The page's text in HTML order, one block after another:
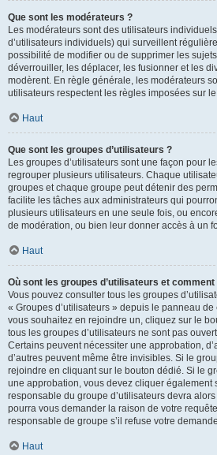
Que sont les modérateurs ?
Les modérateurs sont des utilisateurs
d’utilisateurs individuels) qui surveillent
possibilité de modifier ou de supprimer les
déverrouiller, les déplacer, les fusionner et les
modèrent. En règle générale, les modérateurs
utilisateurs respectent les règles imposées sur
Haut
Que sont les groupes d’utilisateurs ?
Les groupes d’utilisateurs sont une façon pour
regrouper plusieurs utilisateurs. Chaque
groupes et chaque groupe peut détenir des
facilite les tâches aux administrateurs qui
plusieurs utilisateurs en une seule fois, ou
de modération, ou bien leur donner accès à un
Haut
Où sont les groupes d’utilisateurs et
Vous pouvez consulter tous les groupes
« Groupes d’utilisateurs » depuis le panneau de
vous souhaitez en rejoindre un, cliquez sur le
tous les groupes d’utilisateurs ne sont pas
Certains peuvent nécessiter une approbation,
d’autres peuvent même être invisibles. Si le
rejoindre en cliquant sur le bouton dédié. Si le
une approbation, vous devez cliquer également
responsable du groupe d’utilisateurs devra
pourra vous demander la raison de votre
responsable de groupe s’il refuse votre
Haut